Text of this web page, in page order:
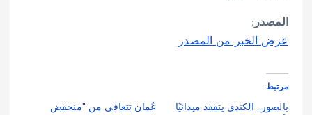
المصدر:
عرض الخبر من المصدر
مرتبط
بالصور.. الكندي يتفقد ميدانيًا
عُمان تتعافى من "منخفض